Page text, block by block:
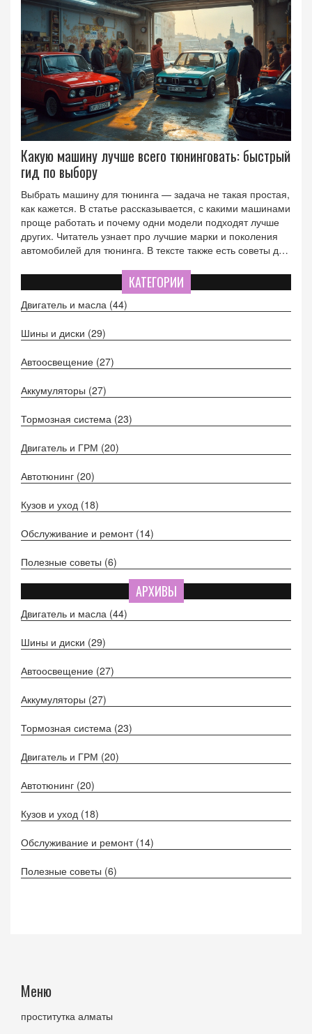
Какую машину лучше всего тюнинговать: быстрый
гид по выбору
Выбрать машину для тюнинга — задача не такая простая,
как кажется. В статье рассказывается, с какими машинами
проще работать и почему одни модели подходят лучше
других. Читатель узнает про лучшие марки и поколения
автомобилей для тюнинга. В тексте также есть советы для
понять, на что реально стоит обратить внимание перед
началом тюнинга.
КАТЕГОРИИ
Двигатель и масла (44)
Шины и диски (29)
Автоосвещение (27)
Аккумуляторы (27)
Тормозная система (23)
Двигатель и ГРМ (20)
Автотюнинг (20)
Кузов и уход (18)
Обслуживание и ремонт (14)
Полезные советы (6)
АРХИВЫ
Двигатель и масла (44)
Шины и диски (29)
Автоосвещение (27)
Аккумуляторы (27)
Тормозная система (23)
Двигатель и ГРМ (20)
Автотюнинг (20)
Кузов и уход (18)
Обслуживание и ремонт (14)
Полезные советы (6)
Меню
проститутка алматы